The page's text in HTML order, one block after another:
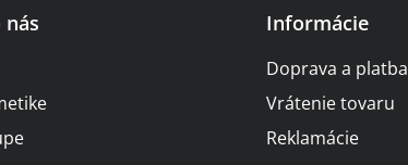
nás Informácie
Doprava a platba
Vrátenie tovaru
Reklamácie